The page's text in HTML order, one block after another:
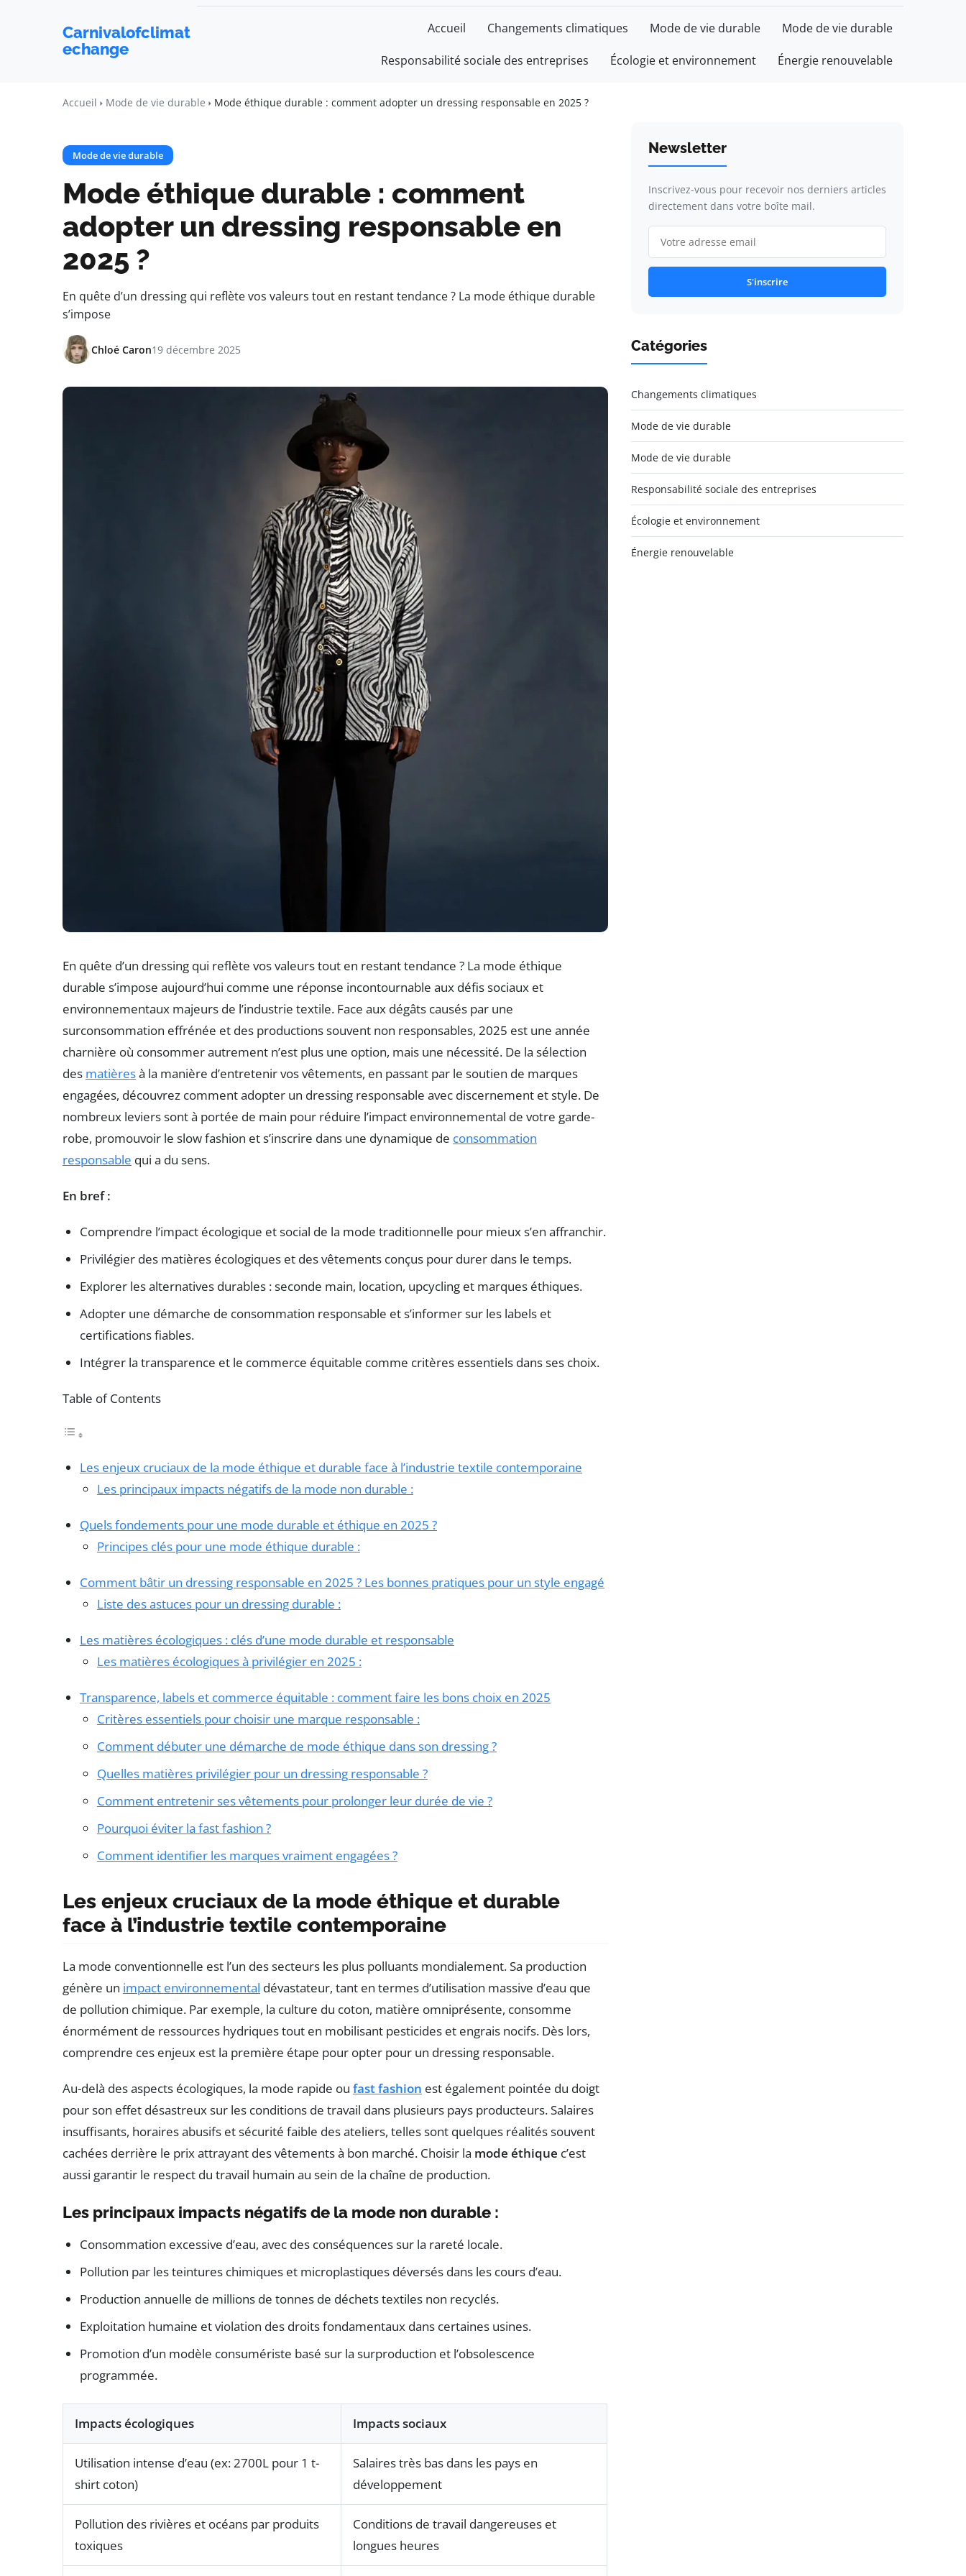
Carnivalofclimat
echange
Accueil Changements climatiques Mode de vie durable Mode de vie durable
Responsabilité sociale des entreprises Écologie et environnement Énergie renouvelable
Accueil Mode de vie durable Mode éthique durable : comment adopter un dressing responsable en 2025 ?
Mode de vie durable
Mode éthique durable : comment
adopter un dressing responsable en
2025 ?
En quête d’un dressing qui reflète vos valeurs tout en restant tendance ? La mode éthique durable
s’impose
Chloé Caron19 décembre 2025
En quête d’un dressing qui reflète vos valeurs tout en restant tendance ? La mode éthique
durable s’impose aujourd’hui comme une réponse incontournable aux défis sociaux et
environnementaux majeurs de l’industrie textile. Face aux dégâts causés par une
surconsommation effrénée et des productions souvent non responsables, 2025 est une année
charnière où consommer autrement n’est plus une option, mais une nécessité. De la sélection
des matièresà la manière d’entretenir vos vêtements, en passant par le soutien de marques
engagées, découvrez comment adopter un dressing responsable avec discernement et style. De
nombreux leviers sont à portée de main pour réduire l’impact environnemental de votre garde-
robe, promouvoir le slow fashion et s’inscrire dans une dynamique de consommation
responsable qui a du sens.
En bref :
Comprendre l’impact écologique et social de la mode traditionnelle pour mieux s’en affranchir.
Privilégier des matières écologiques et des vêtements conçus pour durer dans le temps.
Explorer les alternatives durables : seconde main, location, upcycling et marques éthiques.
Adopter une démarche de consommation responsable et s’informer sur les labels et
certifications fiables.
Intégrer la transparence et le commerce équitable comme critères essentiels dans ses choix.
Table of Contents
Les enjeux cruciaux de la mode éthique et durable face à l’industrie textile contemporaine
Les principaux impacts négatifs de la mode non durable :
Quels fondements pour une mode durable et éthique en 2025 ?
Principes clés pour une mode éthique durable :
Comment bâtir un dressing responsable en 2025 ? Les bonnes pratiques pour un style engagé
Liste des astuces pour un dressing durable :
Les matières écologiques : clés d’une mode durable et responsable
Les matières écologiques à privilégier en 2025 :
Transparence, labels et commerce équitable : comment faire les bons choix en 2025
Critères essentiels pour choisir une marque responsable :
Comment débuter une démarche de mode éthique dans son dressing ?
Quelles matières privilégier pour un dressing responsable ?
Comment entretenir ses vêtements pour prolonger leur durée de vie ?
Pourquoi éviter la fast fashion ?
Comment identifier les marques vraiment engagées ?
Les enjeux cruciaux de la mode éthique et durable
face à l’industrie textile contemporaine
La mode conventionnelle est l’un des secteurs les plus polluants mondialement. Sa production
génère un impact environnemental dévastateur, tant en termes d’utilisation massive d’eau que
de pollution chimique. Par exemple, la culture du coton, matière omniprésente, consomme
énormément de ressources hydriques tout en mobilisant pesticides et engrais nocifs. Dès lors,
comprendre ces enjeux est la première étape pour opter pour un dressing responsable.
Au-delà des aspects écologiques, la mode rapide ou fast fashion est également pointée du doigt
pour son effet désastreux sur les conditions de travail dans plusieurs pays producteurs. Salaires
insuffisants, horaires abusifs et sécurité faible des ateliers, telles sont quelques réalités souvent
cachées derrière le prix attrayant des vêtements à bon marché. Choisir la mode éthique c’est
aussi garantir le respect du travail humain au sein de la chaîne de production.
Les principaux impacts négatifs de la mode non durable :
Consommation excessive d’eau, avec des conséquences sur la rareté locale.
Pollution par les teintures chimiques et microplastiques déversés dans les cours d’eau.
Production annuelle de millions de tonnes de déchets textiles non recyclés.
Exploitation humaine et violation des droits fondamentaux dans certaines usines.
Promotion d’un modèle consumériste basé sur la surproduction et l’obsolescence
programmée.
Impacts écologiques Impacts sociaux
Utilisation intense d’eau (ex: 2700L pour 1 t-
shirt coton)
Salaires très bas dans les pays en
développement
Pollution des rivières et océans par produits
toxiques
Conditions de travail dangereuses et
longues heures
Newsletter
Inscrivez-vous pour recevoir nos derniers articles
directement dans votre boîte mail.
S'inscrire
Catégories
Changements climatiques
Mode de vie durable
Mode de vie durable
Responsabilité sociale des entreprises
Écologie et environnement
Énergie renouvelable